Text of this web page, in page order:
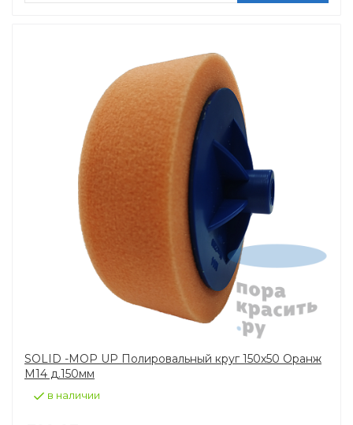
SOLID -MOP UP Полировальный круг 150х50 Оранж
М14 д.150мм
в наличии